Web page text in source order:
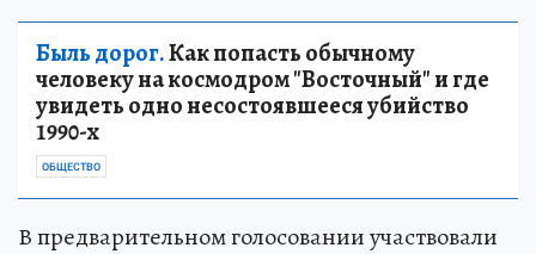
Быль дорог.Как попасть обычному
человеку на космодром "Восточный" и где
увидеть одно несостоявшееся убийство
1990-х
ОБЩЕСТВО
В предварительном голосовании участвовали